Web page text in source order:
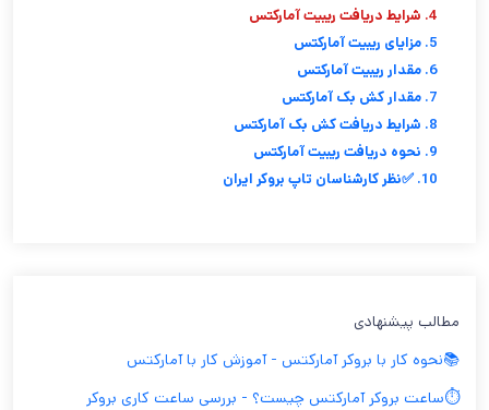
4. شرایط دریافت ریبیت آمارکتس
5. مزایای ریبیت آمارکتس
6. مقدار ریبیت آمارکتس
7. مقدار کش بک آمارکتس
8. شرایط دریافت کش بک آمارکتس
9. نحوه دریافت ریبیت آمارکتس
10. ✅نظر کارشناسان تاپ بروکر ایران
مطالب پیشنهادی
📚نحوه کار با بروکر آمارکتس - آموزش کار با آمارکتس
⏱️ساعت بروکر آمارکتس چیست؟ - بررسی ساعت کاری بروکر